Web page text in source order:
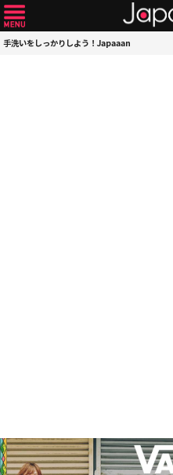
手洗いをしっかりしよう！Japaaan